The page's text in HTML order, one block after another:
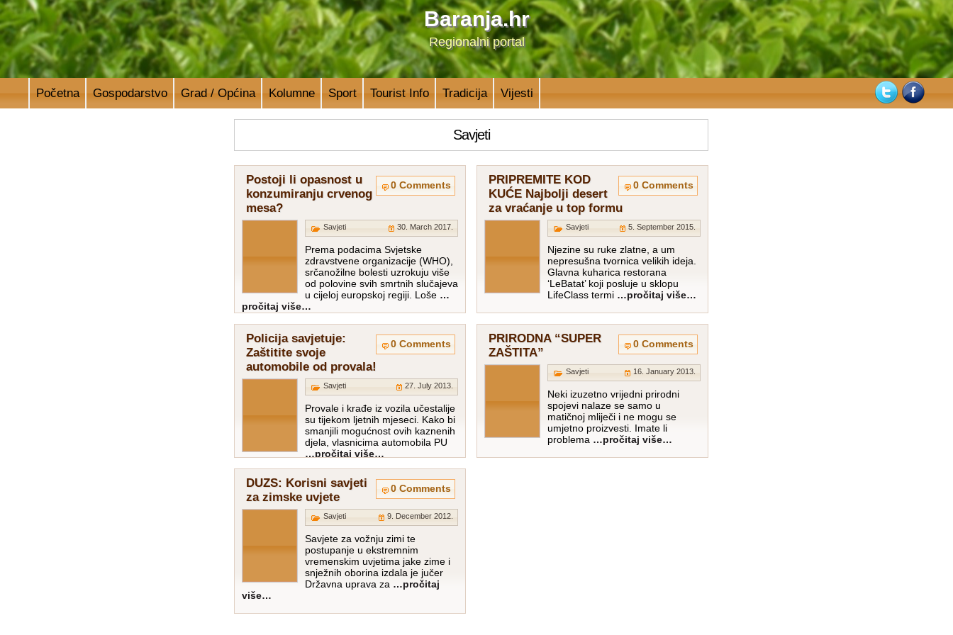
Baranja.hr
Regionalni portal
Početna Gospodarstvo Grad / Općina Kolumne Sport Tourist Info Tradicija Vijesti
Savjeti
0 Comments
Postoji li opasnost u
konzumiranju crvenog
mesa?
30. March 2017.
Savjeti
Prema podacima Svjetske
zdravstvene organizacije (WHO),
srčanožilne bolesti uzrokuju više
od polovine svih smrtnih slučajeva
u cijeloj europskoj regiji. Loše …
pročitaj više…
0 Comments
PRIPREMITE KOD
KUĆE Najbolji desert
za vraćanje u top formu
5. September 2015.
Savjeti
Njezine su ruke zlatne, a um
nepresušna tvornica velikih ideja.
Glavna kuharica restorana
‘LeBatat’ koji posluje u sklopu
LifeClass termi …pročitaj više…
0 Comments
Policija savjetuje:
Zaštitite svoje
automobile od provala!
27. July 2013.
Savjeti
Provale i krađe iz vozila učestalije
su tijekom ljetnih mjeseci. Kako bi
smanjili mogućnost ovih kaznenih
djela, vlasnicima automobila PU
…pročitaj više…
0 Comments
PRIRODNA “SUPER
ZAŠTITA”
16. January 2013.
Savjeti
Neki izuzetno vrijedni prirodni
spojevi nalaze se samo u
matičnoj mliječi i ne mogu se
umjetno proizvesti. Imate li
problema …pročitaj više…
0 Comments
DUZS: Korisni savjeti
za zimske uvjete
9. December 2012.
Savjeti
Savjete za vožnju zimi te
postupanje u ekstremnim
vremenskim uvjetima jake zime i
snježnih oborina izdala je jučer
Državna uprava za …pročitaj
više…